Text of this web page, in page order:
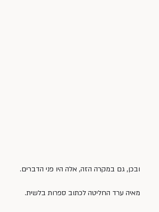
ובכן, גם במקרה הזה, אלה היו פני הדברים.
מאיה ערד החליטה לכתוב ספרות בלשית.